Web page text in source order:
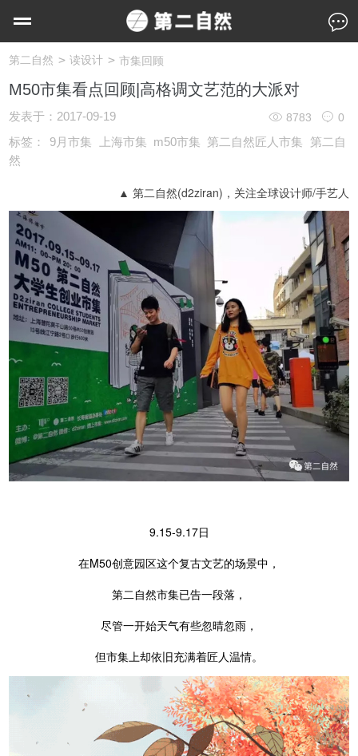
第二自然 > 读设计 > 市集回顾
M50市集看点回顾|高格调文艺范的大派对
发表于： 2017-09-19 0
8783
标签： 9月市集 上海市集 m50市集 第二自然匠人市集
第二自
然
▲ 第二自然(d2ziran)，关注全球设计师/手艺人
9.15-9.17日
在M50创意园区这个复古文艺的场景中，
第二自然市集已告一段落，
尽管一开始天气有些忽晴忽雨，
但市集上却依旧充满着匠人温情。